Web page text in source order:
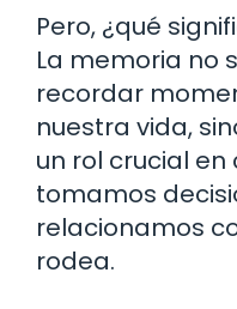
Pero, ¿qué
La memoria no
recordar
nuestra vida,
un rol crucial
tomamos
relacionamos
rodea.